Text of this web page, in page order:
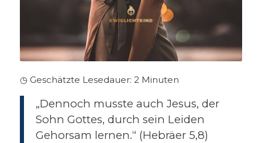
◷ Geschätzte Lesedauer: 2 Minuten
„Dennoch musste auch Jesus, der
Sohn Gottes, durch sein Leiden
Gehorsam lernen.“ (Hebräer 5,8)